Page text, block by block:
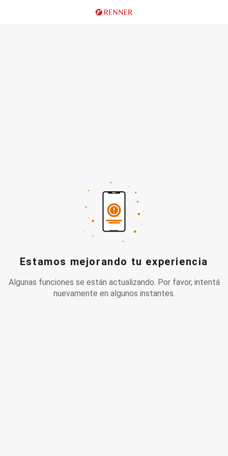
Estamos mejorando tu experiencia
Algunas funciones se están actualizando. Por favor, intentá
nuevamente en algunos instantes.